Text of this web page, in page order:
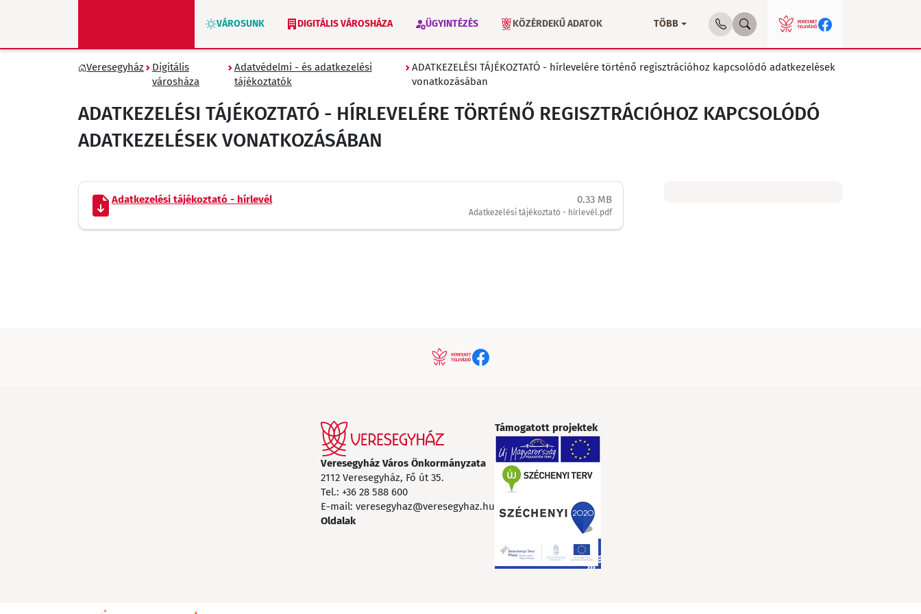
VÁROSUNK DIGITÁLIS VÁROSHÁZA ÜGYINTÉZÉS KÖZÉRDEKŰ ADATOK
ZÖLD VERESEGYHÁZ VÁLASZTÁS 2026 INTÉZMÉNYEK
TÖBB
Veresegyház
Digitális
városháza
Adatvédelmi - és adatkezelési
tájékoztatók
ADATKEZELÉSI TÁJÉKOZTATÓ - hírlevelére történő regisztrációhoz kapcsolódó adatkezelések
vonatkozásában
ADATKEZELÉSI TÁJÉKOZTATÓ - HÍRLEVELÉRE TÖRTÉNŐ REGISZTRÁCIÓHOZ KAPCSOLÓDÓ
ADATKEZELÉSEK VONATKOZÁSÁBAN
Adatkezelési tájékoztató - hírlevél 0.33 MB
Adatkezelési tájékoztató - hírlevél.pdf
Veresegyház Város Önkormányzata
2112 Veresegyház, Fő út 35.
Tel.: +36 28 588 600
E-mail: veresegyhaz@veresegyhaz.hu
Oldalak
Támogatott projektek